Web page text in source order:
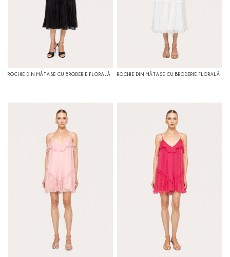
ROCHIE DIN MĂTASE CU BRODERIE FLORALĂ ROCHIE DIN MĂTASE CU BRODERIE FLORALĂ